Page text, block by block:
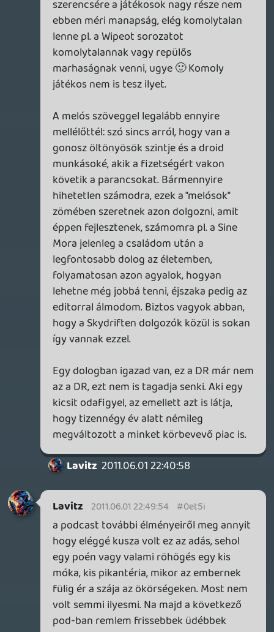
Lavitz 2011.06.01 22:49:54 #0et5i
a podcast további élményeiről meg annyit
hogy eléggé kusza volt ez az adás, sehol
egy poén vagy valami röhögés egy kis
móka, kis pikantéria, mikor az embernek
fülig ér a szája az ökörségeken. Most nem
volt semmi ilyesmi. Na majd a következő
pod-ban remlem frissebbek üdébbek
2011.06.01 22:40:58#0et5h
Vega: köszi a kimerítő választ a DR-ről
kapcsolatban azt nem tudtam hogy te
vagy a bennfenntes 😃 Számomra mint IG
és Haegemonia rajongó nagyon szomorú
és csalódott érzés ezt hallani de már ez is
tiszta és az is hogy semmi komoly dolgot
ne nagyon várjak továbbiakban az egykor
legendás DR-től. Persze te melós vagy, ez
az új irányvonal a cégnél, ezért fizetnek
mit érdekel a továbbiakban ugyebár. Ha
repülős xbla marhaságot kér a vezetőség
megkapják ezt találták ki ez lesz. Nem
bántás ne is haragudj csak a csalódottság
beszél belőlem ez a DR már nem az a DR
Akkor ebben egyezik a véleményünk. Ami
pedig a folyó szöveget illeti: nyilván nem
magamra gondoltam, mert nekem
semmibe sem kerül beszúrni egy kis
dobozt az erre vonatkozó információkkal,
de pl. az EDGE rövid, lényegretörő
tesztjeiben ilyesmit nem tudnék elképzelni.
(Az, hogy egy játék bugos, még szóba
kerülhet, de olyan hivatkozásra, hogy
szerint soha nem volt példa.)
Vega 2011.06.01 20:41:32 #0et5f
Ha már a profizmus szóba került,
médiaetikai szempontból én
szerencsésebbnek tartom, ha a tesztelő
kitér ezekre a kérdésekre, akár
kockáztatva azt, hogy tényleg nem lesz
javítva, de ezt nyilván döntse el mindenki